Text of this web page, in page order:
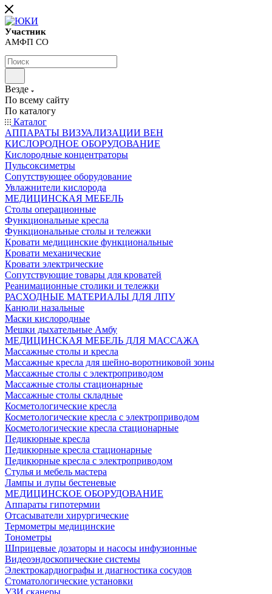
Участник
АМФП СО
Везде
По всему сайту
По каталогу
Каталог
АППАРАТЫ ВИЗУАЛИЗАЦИИ ВЕН
КИСЛОРОДНОЕ ОБОРУДОВАНИЕ
Кислородные концентраторы
Пульсоксиметры
Сопутствующее оборудование
Увлажнители кислорода
МЕДИЦИНСКАЯ МЕБЕЛЬ
Столы операционные
Функциональные кресла
Функциональные столы и тележки
Кровати медицинские функциональные
Кровати механические
Кровати электрические
Сопутствующие товары для кроватей
Реанимационные столики и тележки
РАСХОДНЫЕ МАТЕРИАЛЫ ДЛЯ ЛПУ
Канюли назальные
Маски кислородные
Мешки дыхательные Амбу
МЕДИЦИНСКАЯ МЕБЕЛЬ ДЛЯ МАССАЖА
Массажные столы и кресла
Массажные кресла для шейно-воротниковой зоны
Массажные столы с электроприводом
Массажные столы стационарные
Массажные столы складные
Косметологические кресла
Косметологические кресла с электроприводом
Косметологические кресла стационарные
Педикюрные кресла
Педикюрные кресла стационарные
Педикюрные кресла с электроприводом
Стулья и мебель мастера
Лампы и лупы бестеневые
МЕДИЦИНСКОЕ ОБОРУДОВАНИЕ
Аппараты гипотермии
Отсасыватели хирургические
Термометры медицинские
Тонометры
Шприцевые дозаторы и насосы инфузионные
Видеоэндоскопические системы
Электрокардиографы и диагностика сосудов
Стоматологические установки